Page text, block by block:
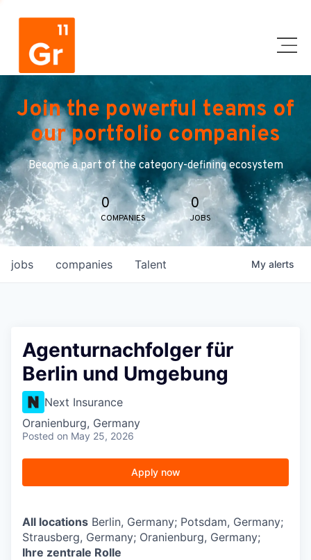
Join the powerful teams of
our portfolio companies
Become a part of the category-defining ecosystem
0
COMPANIES
0
JOBS
jobs companies Talent My alerts
Agenturnachfolger für
Berlin und Umgebung
Next Insurance
Oranienburg, Germany
Posted on May 25, 2026
Apply now
All locations Berlin, Germany; Potsdam, Germany;
Strausberg, Germany; Oranienburg, Germany;
Ihre zentrale Rolle